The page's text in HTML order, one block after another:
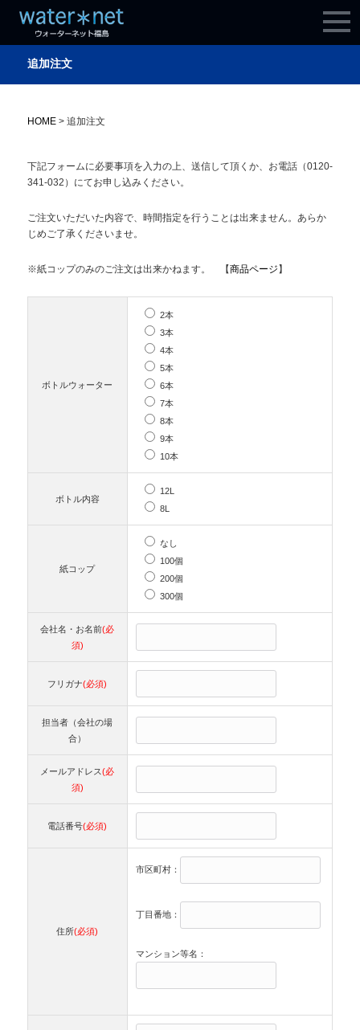
追加注文
HOME> 追加注文
下記フォームに必要事項を入力の上、送信して頂くか、お電話（0120-
341-032）にてお申し込みください。
ご注文いただいた内容で、時間指定を行うことは出来ません。あらか
じめご了承くださいませ。
※紙コップのみのご注文は出来かねます。 【商品ページ 】
ボトルウォーター
2本
3本
4本
5本
6本
7本
8本
9本
10本
ボトル内容
12L
8L
紙コップ
なし
100個
200個
300個
会社名・お名前(必
須)
フリガナ(必須)
担当者（会社の場
合）
メールアドレス(必
須)
電話番号(必須)
住所(必須)
市区町村：
丁目番地：
マンション等名：